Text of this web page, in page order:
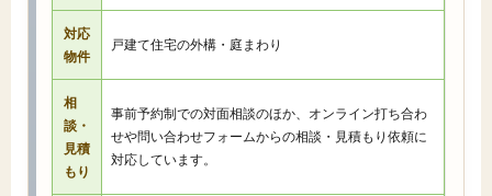
対応
物件
戸建て住宅の外構・庭まわり
相
談・
見積
もり
事前予約制での対面相談のほか、オンライン打ち合わ
せや問い合わせフォームからの相談・見積もり依頼に
対応しています。